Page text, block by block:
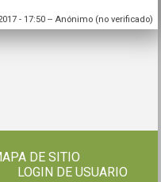
- 17:50-- Anónimo (no verificado)
DE SITIO
LOGIN DE USUARIO